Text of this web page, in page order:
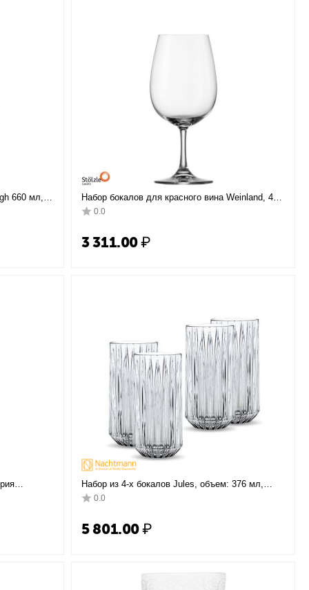
660 мл,
Набор бокалов для красного вина Weinland, 450
мл, D85 мм, H185 мм, 6шт, Stolzle
0.0
3 311.00₽
Stolzle
Набор из 4-х бокалов Jules, объем: 376 мл,
материал: бессвинцовый хрусталь, 101980,
NACHTMANN, Германия
0.0
5 801.00₽